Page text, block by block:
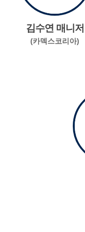
김수연 매니저
(카덱스코리아)